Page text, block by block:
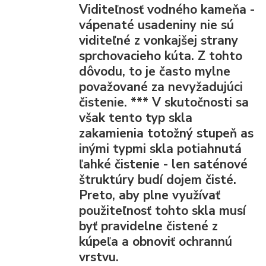
Viditeľnosť vodného kameňa -
vápenaté usadeniny nie sú
viditeľné z vonkajšej strany
sprchovacieho kúta. Z tohto
dôvodu, to je často mylne
považované za nevyžadujúci
čistenie. ***V skutočnosti sa
však tento typ skla
zakamienia totožný stupeň as
inými typmi skla potiahnutá
ľahké čistenie - len saténové
štruktúry budí dojem čisté.
Preto, aby plne využívať
použiteľnosť tohto skla musí
byť pravidelne čistené z
kúpeľa a obnoviť ochrannú
vrstvu.